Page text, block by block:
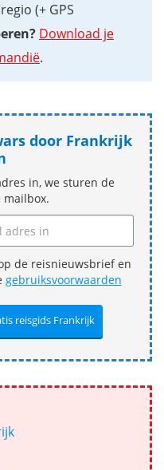
(+ GPS
Download je
.
door Frankrijk
in, we sturen de
mailbox.
de reisnieuwsbrief en
gebruiksvoorwaarden